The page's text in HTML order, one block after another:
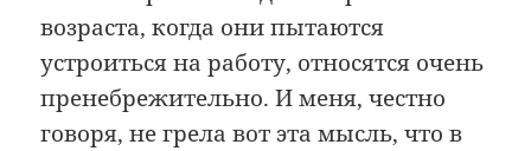
возраста, когда они пытаются
устроиться на работу, относятся очень
пренебрежительно. И меня, честно
говоря, не грела вот эта мысль, что в